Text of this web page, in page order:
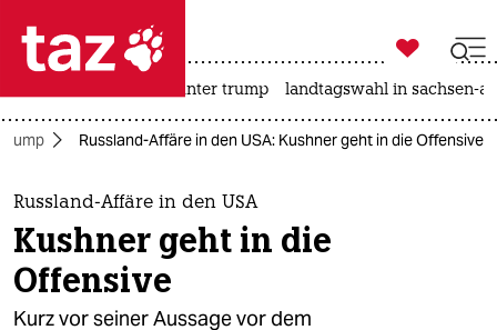
 taz zahl ich
taz zahl ich
themen
politik
öko

taz zahl ich
usa unter trump landtagswahl in sachsen-
Russland-Affäre in den USA: Kushner geht in die Offensive
Russland-Affäre in den USA
Kushner geht in die
Offensive
Kurz vor seiner Aussage vor dem